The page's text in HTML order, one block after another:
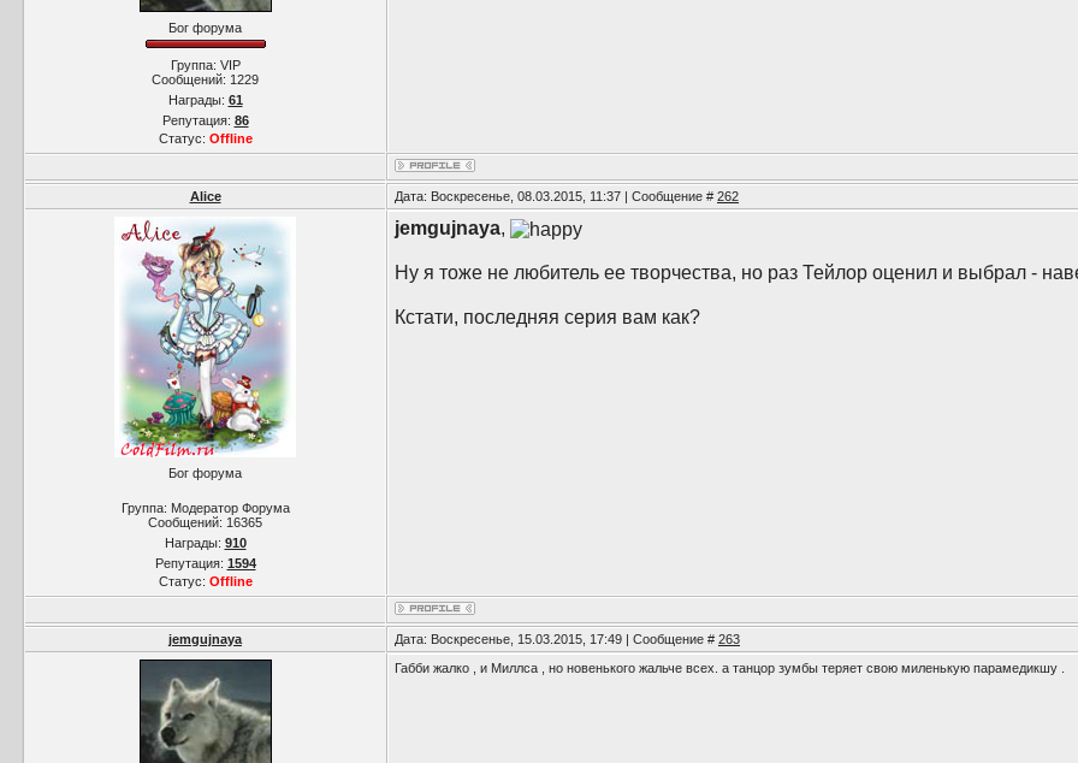
Бог форума
Группа: VIP
Сообщений: 1229
Награды: 61
Репутация: 86
Статус: Offline
Alice Дата: Воскресенье, 08.03.2015, 11:37 | Сообщение # 262
Бог форума
Группа: Модератор Форума
Сообщений: 16365
Награды: 910
Репутация: 1594
Статус: Offline
jemgujnaya,
Ну я тоже не любитель ее творчества, но раз Тейлор оценил и выбрал -
Кстати, последняя серия вам как?
jemgujnaya Дата: Воскресенье, 15.03.2015, 17:49 | Сообщение # 263
Габби жалко , и Миллса , но новенького жальче всех. а танцор зумбы теряет свою миленькую парамедикшу .